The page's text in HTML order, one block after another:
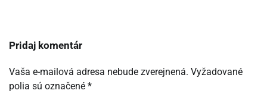
Pridaj komentár
Vaša e-mailová adresa nebude zverejnená. Vyžadované
polia sú označené *